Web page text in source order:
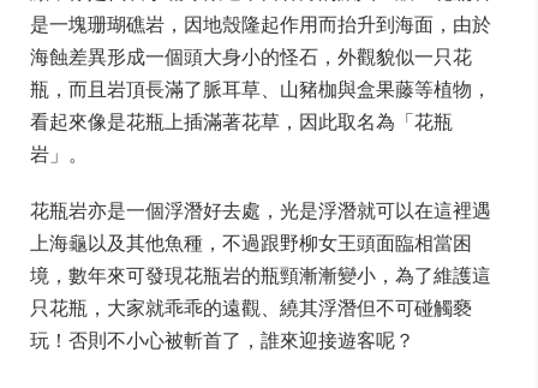
是一塊珊瑚礁岩，因地殼隆起作用而抬升到海面，由於
海蝕差異形成一個頭大身小的怪石，外觀貌似一只花
瓶，而且岩頂長滿了脈耳草、山豬枷與盒果藤等植物，
看起來像是花瓶上插滿著花草，因此取名為「花瓶
岩」。
花瓶岩亦是一個浮潛好去處，光是浮潛就可以在這裡遇
上海龜以及其他魚種，不過跟野柳女王頭面臨相當困
境，數年來可發現花瓶岩的瓶頸漸漸變小，為了維護這
只花瓶，大家就乖乖的遠觀、繞其浮潛但不可碰觸褻
玩！否則不小心被斬首了，誰來迎接遊客呢？